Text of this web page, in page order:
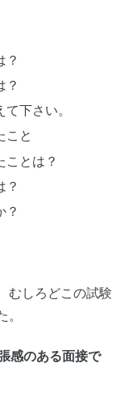
？
？
下さい。
こと
ことは？
？
？
むしろどこの試験
。
感のある面接で